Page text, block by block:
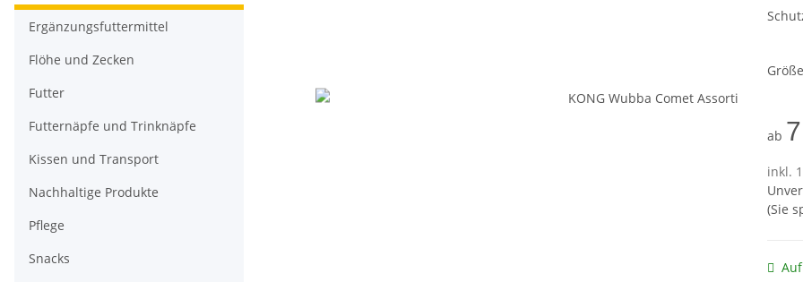
ab
inkl.
(Sie
Ergänzungsfuttermittel
Flöhe und Zecken
Futter
Futternäpfe und Trinknäpfe
Kissen und Transport
Nachhaltige Produkte
Pflege
Snacks